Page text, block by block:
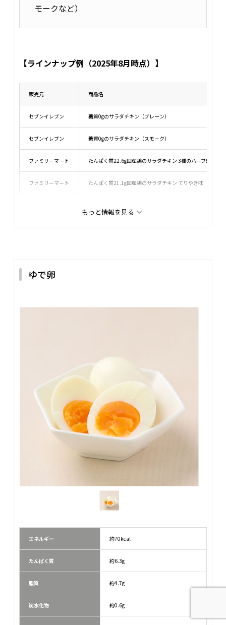
モークなど）
【ラインナップ例（2025年8月時点）】
販売元 商品名
セブンイレブン 糖質0gのサラダチキン（プレーン）
セブンイレブン 糖質0gのサラダチキン（スモーク）
ファミリーマート たんぱく質22.6g国産鶏のサラダチキン 3種のハーブ&スパイ
ファミリーマート たんぱく質21.1g国産鶏のサラダチキン てりやき味
サラダチキン プレーン
サラダチキンはスーパー・コンビニで手軽に買えるため、小
腹がすいたときにも食べやすいのが特徴。最近は味付けのバ
リエーションも増えているため、飽きずに食べれるのもうれ
しいポイントです。
もっと情報を見る
ゆで卵
エネルギー 約70kcal
たんぱく質 約6.3g
脂質 約4.7g
炭水化物 約0.6g